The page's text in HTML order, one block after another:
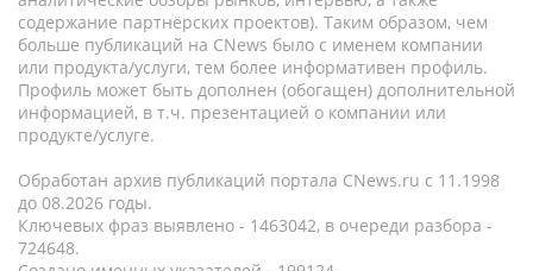
содержание партнёрских проектов). Таким образом, чем
больше публикаций на CNews было с именем компании
или продукта/услуги, тем более информативен профиль.
Профиль может быть дополнен (обогащен) дополнительной
информацией, в т.ч. презентацией о компании или
продукте/услуге.
Обработан архив публикаций портала CNews.ru c 11.1998
до 08.2026 годы.
Ключевых фраз выявлено - 1463042, в очереди разбора -
724648.